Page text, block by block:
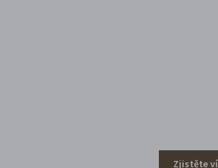
Zjistěte